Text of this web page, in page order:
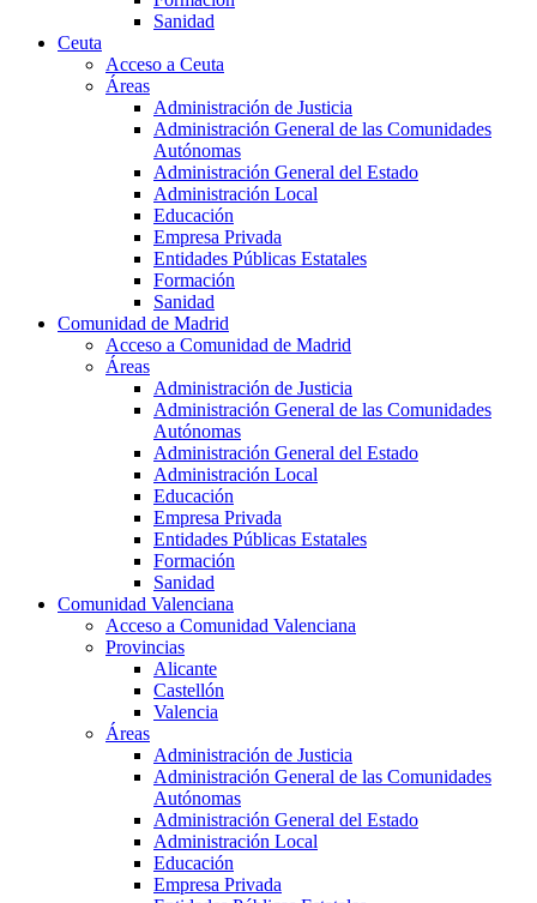
Sanidad
Ceuta
Acceso a Ceuta
Áreas
Administración de Justicia
Administración General de las Comunidades
Autónomas
Administración General del Estado
Administración Local
Educación
Empresa Privada
Entidades Públicas Estatales
Formación
Sanidad
Comunidad de Madrid
Acceso a Comunidad de Madrid
Áreas
Administración de Justicia
Administración General de las Comunidades
Autónomas
Administración General del Estado
Administración Local
Educación
Empresa Privada
Entidades Públicas Estatales
Formación
Sanidad
Comunidad Valenciana
Acceso a Comunidad Valenciana
Provincias
Alicante
Castellón
Valencia
Áreas
Administración de Justicia
Administración General de las Comunidades
Autónomas
Administración General del Estado
Administración Local
Educación
Empresa Privada